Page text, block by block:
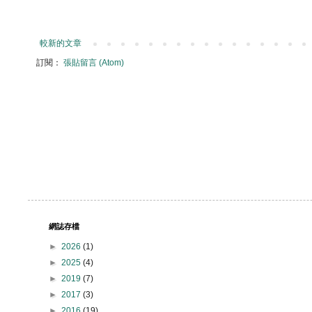
較新的文章
訂閱： 張貼留言 (Atom)
網誌存檔
► 2026 (1)
► 2025 (4)
► 2019 (7)
► 2017 (3)